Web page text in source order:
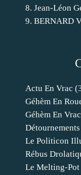
Actu En Vrac
Géhèm En
Géhèm En Vrac
Le Politicon
Rébus
Le Melting-Pot
8. Jean-Léon
9. BERNARD